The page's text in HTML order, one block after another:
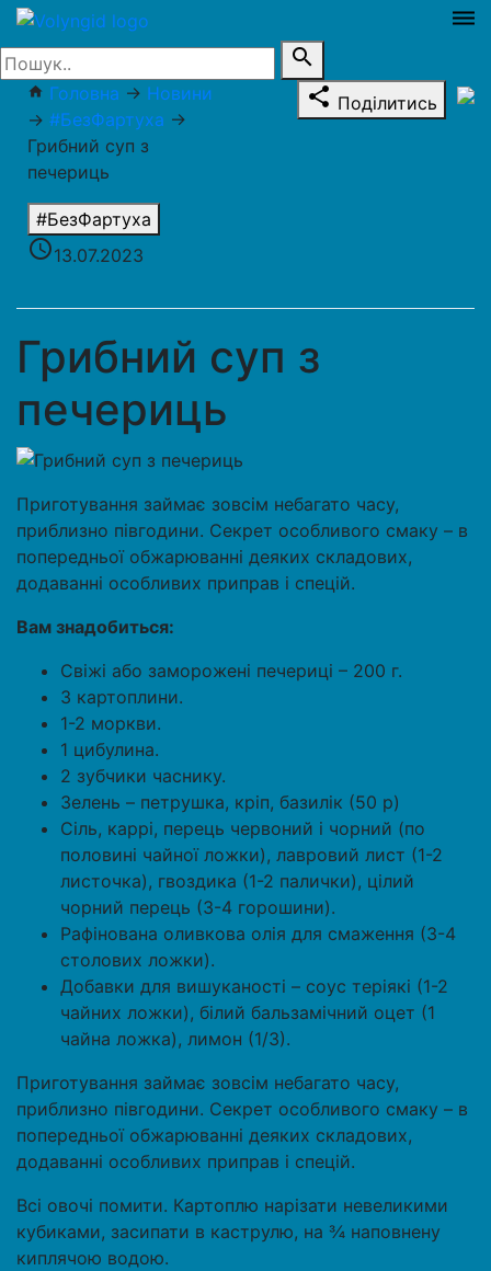
dehaze
search
home Головна → Новини
→ #БезФартуха →
Грибний суп з
печериць
#БезФартуха
access_time13.07.2023
share Поділитись
Грибний суп з
печериць
Приготування займає зовсім небагато часу,
приблизно півгодини. Секрет особливого смаку – в
попередньої обжарюванні деяких складових,
додаванні особливих приправ і спецій.
Вам знадобиться:
Свіжі або заморожені печериці – 200 г.
3 картоплини.
1-2 моркви.
1 цибулина.
2 зубчики часнику.
Зелень – петрушка, кріп, базилік (50 р)
Сіль, каррі, перець червоний і чорний (по
половині чайної ложки), лавровий лист (1-2
листочка), гвоздика (1-2 палички), цілий
чорний перець (3-4 горошини).
Рафінована оливкова олія для смаження (3-4
столових ложки).
Добавки для вишуканості – соус теріякі (1-2
чайних ложки), білий бальзамічний оцет (1
чайна ложка), лимон (1/3).
Приготування займає зовсім небагато часу,
приблизно півгодини. Секрет особливого смаку – в
попередньої обжарюванні деяких складових,
додаванні особливих приправ і спецій.
Всі овочі помити. Картоплю нарізати невеликими
кубиками, засипати в каструлю, на ¾ наповнену
киплячою водою.